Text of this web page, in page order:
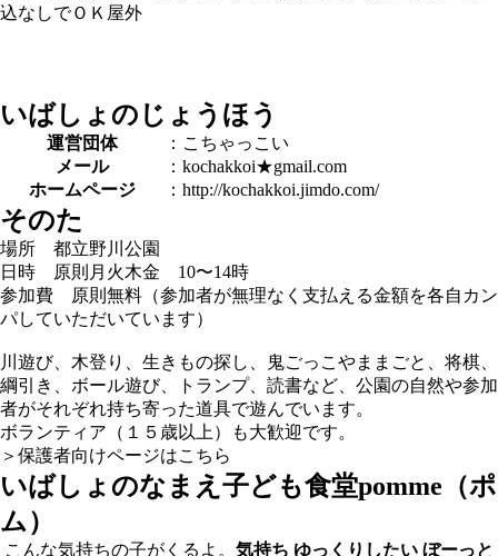
込なしでＯＫ 屋外
いばしょのじょうほう
運営団体
：こちゃっこい
メール
：kochakkoi★gmail.com
ホームページ
：http://kochakkoi.jimdo.com/
そのた
場所 都立野川公園
日時 原則月火木金 10〜14時
参加費 原則無料（参加者が無理なく支払える金額を各自カン
パしていただいています）
川遊び、木登り、生きもの探し、鬼ごっこやままごと、将棋、
綱引き、ボール遊び、トランプ、読書など、公園の自然や参加
者がそれぞれ持ち寄った道具で遊んでいます。
ボランティア（１５歳以上）も大歓迎です。
＞保護者向けページはこちら
いばしょのなまえ 子ども食堂pomme（ポ
ム）
こんな気持ちの子がくるよ。 気持ち ゆっくりしたい ぼーっと